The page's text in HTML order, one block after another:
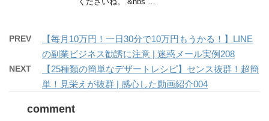
PREV
【毎月10万円！一日30分で10万円もうかる！】LINE
の副業ビジネス勧誘に注意 | 迷惑メール実例208
NEXT
【25種類の簡単なデザートレシピ】センス抜群！超簡
単！見栄えが抜群 | 感心した動画紹介004
comment